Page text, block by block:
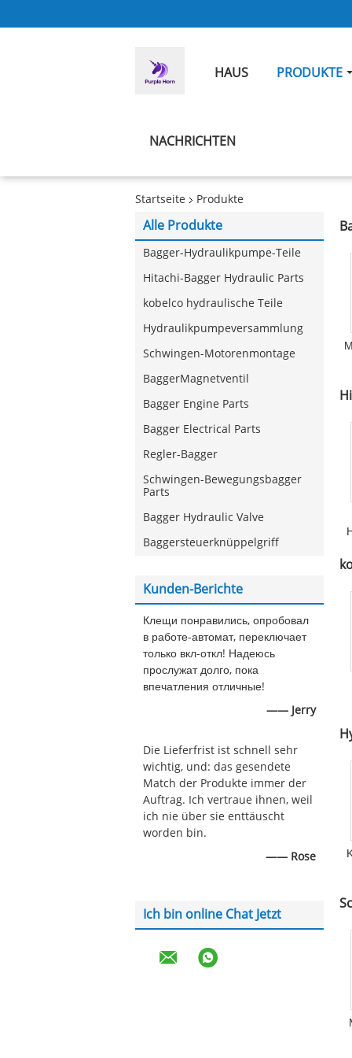
HAUS PRODUKTE
NACHRICHTEN
Startseite Produkte
Alle Produkte
Bagger-Hydraulikpumpe-Teile
Hitachi-Bagger Hydraulic Parts
kobelco hydraulische Teile
Hydraulikpumpeversammlung
Schwingen-Motorenmontage
BaggerMagnetventil
Bagger Engine Parts
Bagger Electrical Parts
Regler-Bagger
Schwingen-Bewegungsbagger
Parts
Bagger Hydraulic Valve
Baggersteuerknüppelgriff
Kunden-Berichte
Клещи понравились, опробовал
в работе-автомат, переключает
только вкл-откл! Надеюсь
прослужат долго, пока
впечатления отличные!
—— Jerry
Die Lieferfrist ist schnell sehr
wichtig, und: das gesendete
Match der Produkte immer der
Auftrag. Ich vertraue ihnen, weil
ich nie über sie enttäuscht
worden bin.
—— Rose
Ich bin online Chat Jetzt